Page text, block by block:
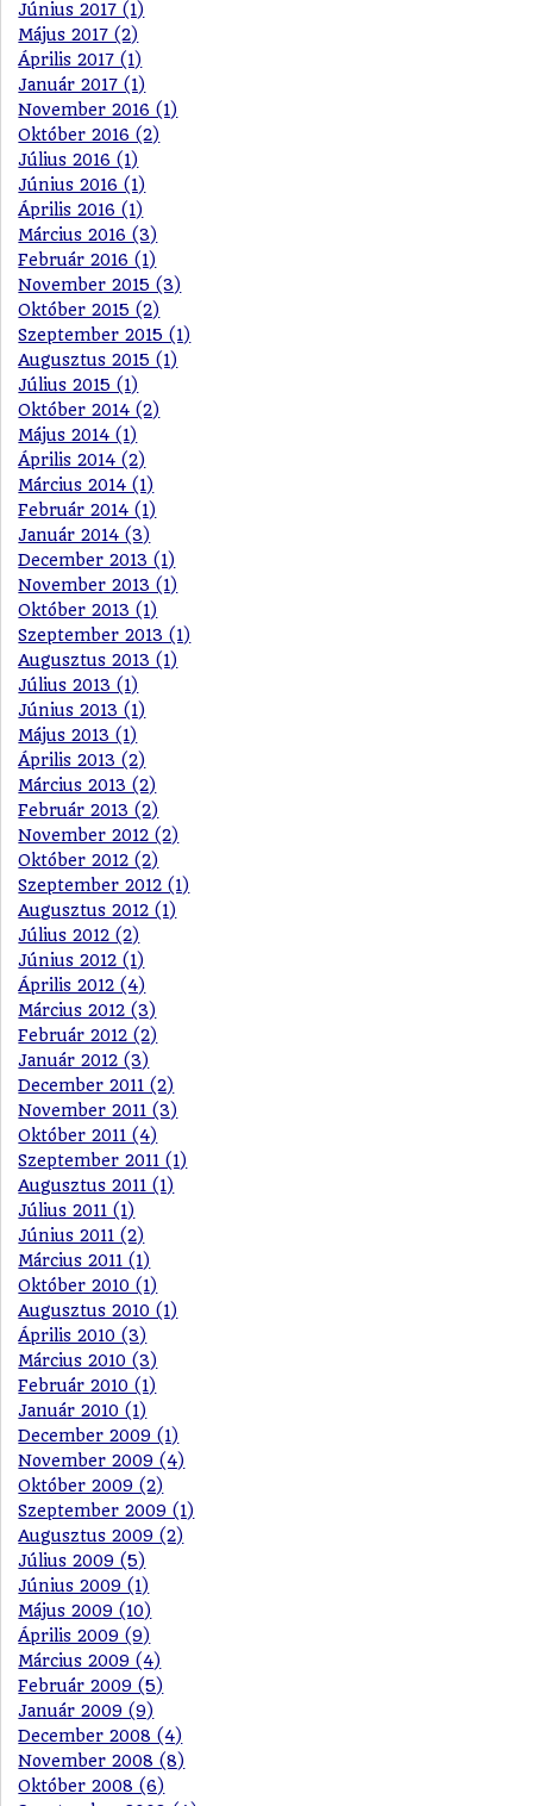
Június 2017 (1)
Május 2017 (2)
Április 2017 (1)
Január 2017 (1)
November 2016 (1)
Október 2016 (2)
Július 2016 (1)
Június 2016 (1)
Április 2016 (1)
Március 2016 (3)
Február 2016 (1)
November 2015 (3)
Október 2015 (2)
Szeptember 2015 (1)
Augusztus 2015 (1)
Július 2015 (1)
Október 2014 (2)
Május 2014 (1)
Április 2014 (2)
Március 2014 (1)
Február 2014 (1)
Január 2014 (3)
December 2013 (1)
November 2013 (1)
Október 2013 (1)
Szeptember 2013 (1)
Augusztus 2013 (1)
Július 2013 (1)
Június 2013 (1)
Május 2013 (1)
Április 2013 (2)
Március 2013 (2)
Február 2013 (2)
November 2012 (2)
Október 2012 (2)
Szeptember 2012 (1)
Augusztus 2012 (1)
Július 2012 (2)
Június 2012 (1)
Április 2012 (4)
Március 2012 (3)
Február 2012 (2)
Január 2012 (3)
December 2011 (2)
November 2011 (3)
Október 2011 (4)
Szeptember 2011 (1)
Augusztus 2011 (1)
Július 2011 (1)
Június 2011 (2)
Március 2011 (1)
Október 2010 (1)
Augusztus 2010 (1)
Április 2010 (3)
Március 2010 (3)
Február 2010 (1)
Január 2010 (1)
December 2009 (1)
November 2009 (4)
Október 2009 (2)
Szeptember 2009 (1)
Augusztus 2009 (2)
Július 2009 (5)
Június 2009 (1)
Május 2009 (10)
Április 2009 (9)
Március 2009 (4)
Február 2009 (5)
Január 2009 (9)
December 2008 (4)
November 2008 (8)
Október 2008 (6)